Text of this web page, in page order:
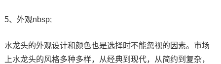
5、外观nbsp;
水龙头的外观设计和颜色也是选择时不能忽视的因素。市场
上水龙头的风格多种多样，从经典到现代，从简约到复杂，